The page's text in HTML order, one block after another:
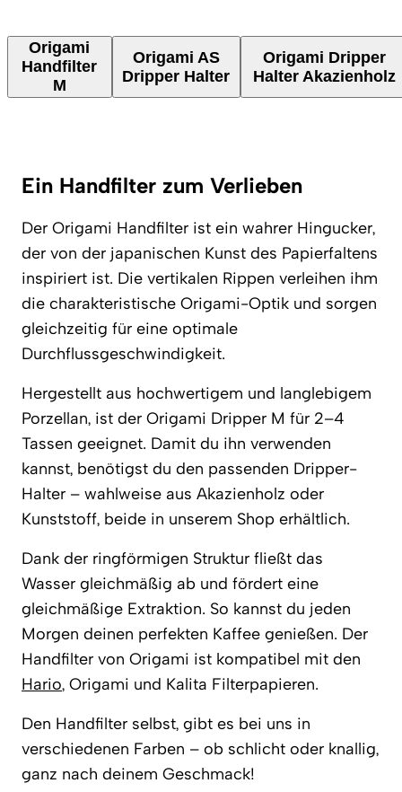
Origami
Handfilter
M
Origami AS
Dripper Halter
Origami Dripper
Halter Akazienholz
Ein Handfilter zum Verlieben
Der Origami Handfilter ist ein wahrer Hingucker,
der von der japanischen Kunst des Papierfaltens
inspiriert ist. Die vertikalen Rippen verleihen ihm
die charakteristische Origami-Optik und sorgen
gleichzeitig für eine optimale
Durchflussgeschwindigkeit.
Hergestellt aus hochwertigem und langlebigem
Porzellan, ist der Origami Dripper M für 2–4
Tassen geeignet. Damit du ihn verwenden
kannst, benötigst du den passenden Dripper-
Halter – wahlweise aus Akazienholz oder
Kunststoff, beide in unserem Shop erhältlich.
Dank der ringförmigen Struktur fließt das
Wasser gleichmäßig ab und fördert eine
gleichmäßige Extraktion. So kannst du jeden
Morgen deinen perfekten Kaffee genießen. Der
Handfilter von Origami ist kompatibel mit den
Hario, Origami und Kalita Filterpapieren.
Den Handfilter selbst, gibt es bei uns in
verschiedenen Farben – ob schlicht oder knallig,
ganz nach deinem Geschmack!